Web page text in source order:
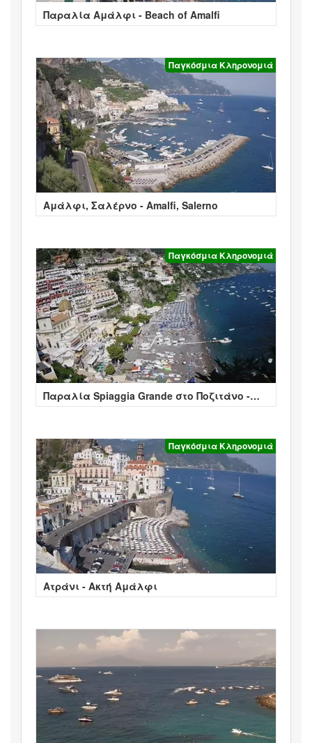
Παραλία Αμάλφι - Beach of Amalfi
Παγκόσμια Κληρονομιά
Αμάλφι, Σαλέρνο - Amalfi, Salerno
Παγκόσμια Κληρονομιά
Παραλία Spiaggia Grande στο Ποζιτάνο -
Positano
Παγκόσμια Κληρονομιά
Ατράνι - Ακτή Αμάλφι